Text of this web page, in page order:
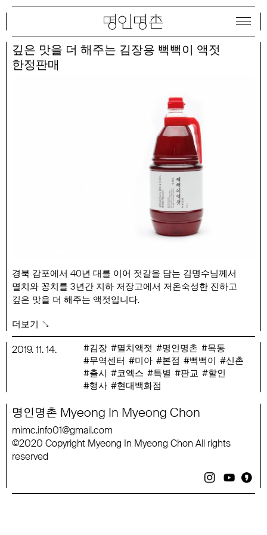
깊은 맛을 더 해주는 김장용 뻑뻑이 액젓
한정판매
경북 감포에서 40년 대를 이어 젓갈을 담는 김명수님께서
멸치와 꽁치를 3년간 지하 저장고에서 저온숙성한 진하고
깊은 맛을 더 해주는 액젓입니다.
액젓으로 많이 사용하고, 최근에는 많은 고기집에서도 뻑뻑이
액젓을 함께 내서 멜젓이라는 이름의 장으로 쓰기도 합니다.
행사 기간 : 11/14(목) ~ 소진시까지 (김장시즌 300개 한정 상품)
행사 기간 : 11/14 (목) ~ 11/30 (토)
행사 품목 : 김명수 뻑뻑이 멸치액젓1.8L
더보기 ↘
2019.11.14. 김장 멸치액젓 명인명촌
목동
무역센터
미아 본점 뻑뻑이
신촌
출시
코엑스 특별 판교
할인
행사
현대백화점
명인명촌 Myeong In Myeong Chon
mimc.info01@gmail.com
©2020 Copyright Myeong In Myeong Chon All rights
reserved